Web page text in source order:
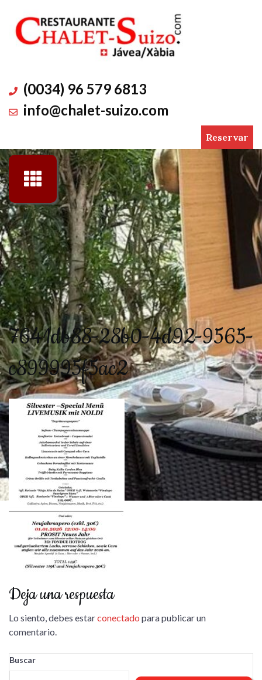
content
(0034) 96 579 6813
info@chalet-suizo.com
Reservar
7641db88-28b0-4d92-9565-
c899995f5ac2
Deja una respuesta
Lo siento, debes estarconectado para publicar un
comentario.
Buscar